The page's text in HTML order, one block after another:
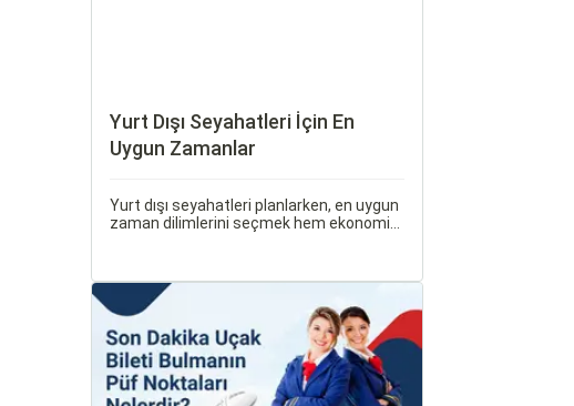
Yurt Dışı Seyahatleri İçin En
Uygun Zamanlar
Yurt dışı seyahatleri planlarken, en uygun
zaman dilimlerini seçmek hem ekonomik
günlerini ve Sorgulamax.